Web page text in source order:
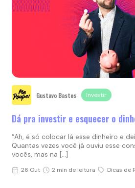
Gustavo Bastos Investir
Dá pra investir e esquecer o
“Ah, é só colocar lá esse dinheiro e
Quantas vezes você já ouviu esse
vocês, mas na […]
26 Out 2 min de leitura Dicas de